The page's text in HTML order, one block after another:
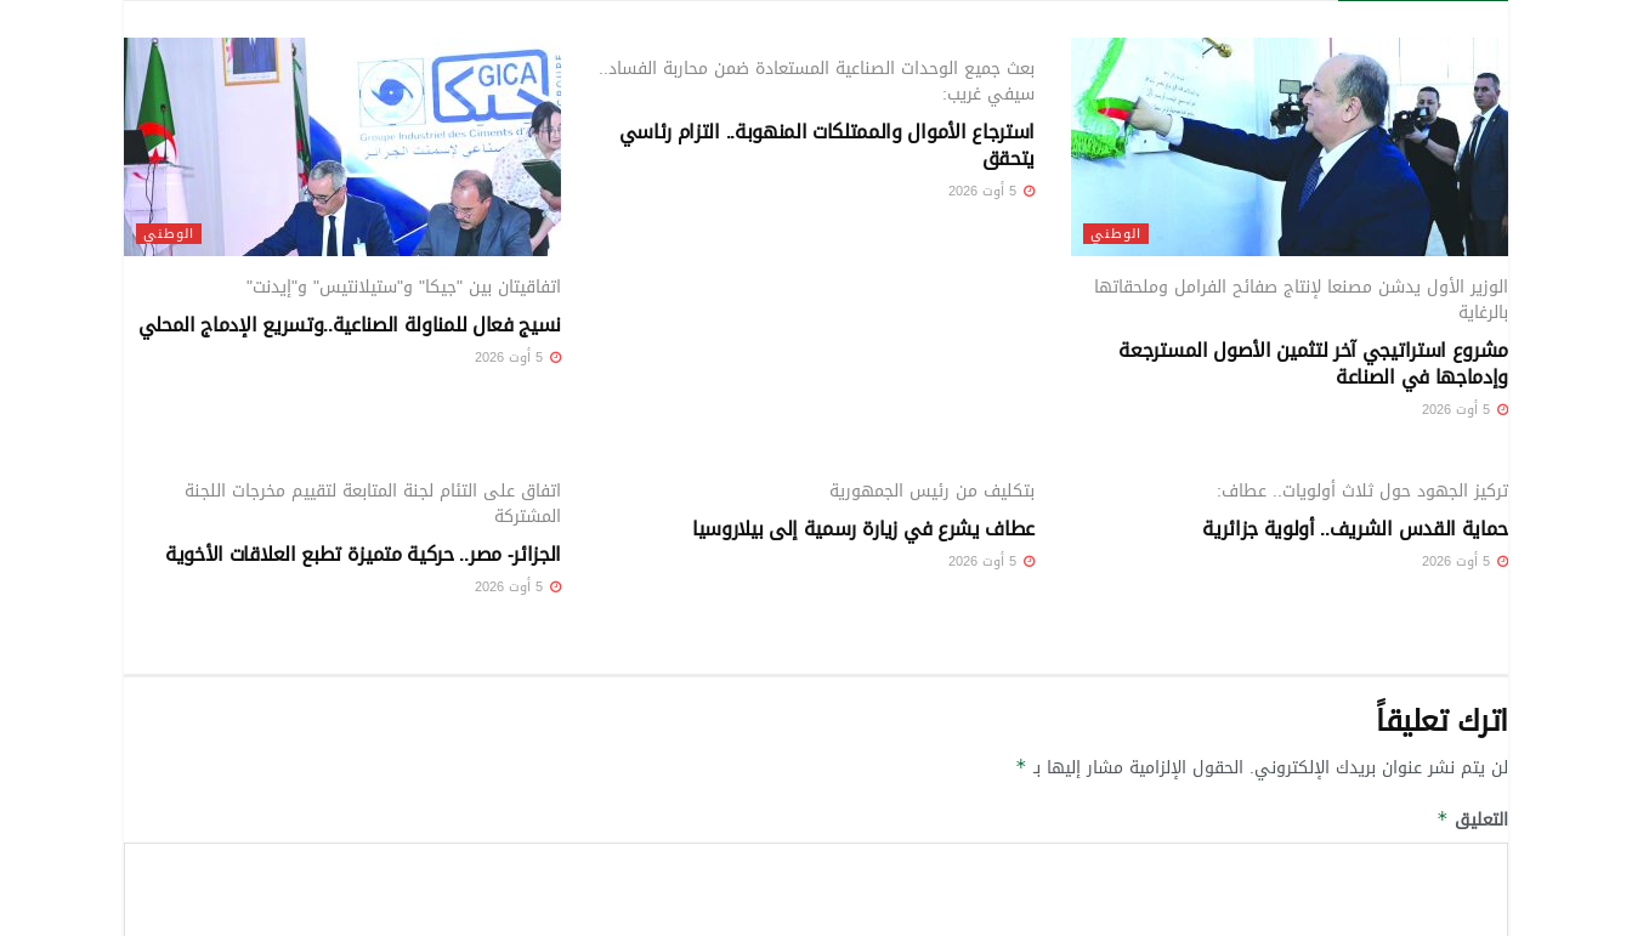
الوطني
الوزير الأول يدشن مصنعا لإنتاج صفائح الفرامل وملحقاتها
بالرغاية
مشروع استراتيجي آخر لتثمين الأصول المسترجعة
وإدماجها في الصناعة
بعث جميع الوحدات الصناعية المستعادة ضمن محاربة الفساد..
سيفي غريب:
استرجاع الأموال والممتلكات المنهوبة.. التزام رئاسي
يتحقق
الوطني
اتفاقيتان بين "جيكا" و"ستيلانتيس" و"إيدنت"
نسيج فعال للمناولة الصناعية..وتسريع الإدماج المحلي
تركيز الجهود حول ثلاث أولويات.. عطاف:
حماية القدس الشريف.. أولوية جزائرية
بتكليف من رئيس الجمهورية
عطاف يشرع في زيارة رسمية إلى بيلاروسيا
اتفاق على التئام لجنة المتابعة لتقييم مخرجات اللجنة
المشتركة
الجزائر- مصر.. حركية متميزة تطبع العلاقات الأخوية
اترك تعليقاً
لن يتم نشر عنوان بريدك الإلكتروني. الحقول الإلزامية مشار إليها بـ *
التعليق *